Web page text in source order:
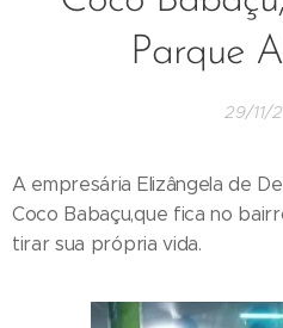
Parque
29/11/
A empresária Elizângela de
Coco Babaçu,que fica no
tirar sua própria vida.